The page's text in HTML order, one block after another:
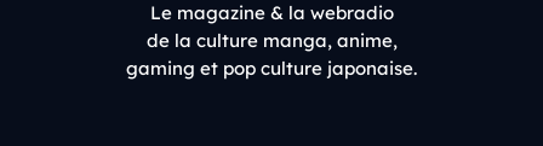
Le magazine & la webradio
de la culture manga, anime,
gaming et pop culture japonaise.